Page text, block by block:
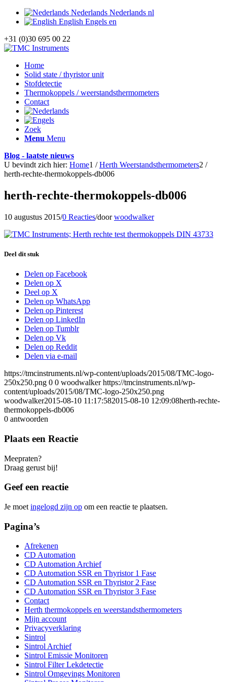
Nederlands Nederlands nl
English Engels en
+31 (0)30 695 00 22
Home
Solid state / thyristor unit
Stofdetectie
Thermokoppels / weerstandsthermometers
Contact
Zoek
Menu Menu
Blog - laatste nieuws
U bevindt zich hier: Home1 / Herth Weerstandsthermometers2 /
herth-rechte-thermokoppels-db006
herth-rechte-thermokoppels-db006
10 augustus 2015/0 Reacties/doorwoodwalker
Deel dit stuk
Delen op Facebook
Delen op X
Deel op X
Delen op WhatsApp
Delen op Pinterest
Delen op LinkedIn
Delen op Tumblr
Delen op Vk
Delen op Reddit
Delen via e-mail
https://tmcinstruments.nl/wp-content/uploads/2015/08/TMC-logo-
250x250.png 0 0 woodwalker https://tmcinstruments.nl/wp-
content/uploads/2015/08/TMC-logo-250x250.png
woodwalker2015-08-10 11:17:582015-08-10 12:09:08herth-rechte-
thermokoppels-db006
0 antwoorden
Plaats een Reactie
Meepraten?
Draag gerust bij!
Geef een reactie
Je moet ingelogd zijn op om een reactie te plaatsen.
Pagina’s
Afrekenen
CD Automation
CD Automation Archief
CD Automation SSR en Thyristor 1 Fase
CD Automation SSR en Thyristor 2 Fase
CD Automation SSR en Thyristor 3 Fase
Contact
Herth thermokoppels en weerstandsthermometers
Mijn account
Privacyverklaring
Sintrol
Sintrol Archief
Sintrol Emissie Monitoren
Sintrol Filter Lekdetectie
Sintrol Omgevings Monitoren